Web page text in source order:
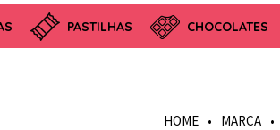
PASTILHAS CHOCOLATES
HOME • MARCA •